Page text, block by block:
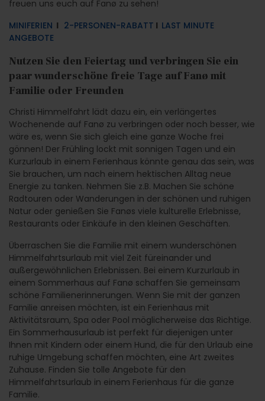
freuen uns euch auf Fanø zu sehen!
MINIFERIEN l 2-PERSONEN-RABATT l LAST MINUTE
ANGEBOTE
Nutzen Sie den Feiertag und verbringen Sie ein
paar wunderschöne freie Tage auf Fanø mit
Familie oder Freunden
Christi Himmelfahrt lädt dazu ein, ein verlängertes
Wochenende auf Fanø zu verbringen oder noch besser, wie
wäre es, wenn Sie sich gleich eine ganze Woche frei
gönnen! Der Frühling lockt mit sonnigen Tagen und ein
Kurzurlaub in einem Ferienhaus könnte genau das sein, was
Sie brauchen, um nach einem hektischen Alltag neue
Energie zu tanken. Nehmen Sie z.B. Machen Sie schöne
Radtouren oder Wanderungen in der schönen und ruhigen
Natur oder genießen Sie Fanøs viele kulturelle Erlebnisse,
Restaurants oder Einkäufe in den kleinen Geschäften.
Überraschen Sie die Familie mit einem wunderschönen
Himmelfahrtsurlaub mit viel Zeit füreinander und
außergewöhnlichen Erlebnissen. Bei einem Kurzurlaub in
einem Sommerhaus auf Fanø schaffen Sie gemeinsam
schöne Familienerinnerungen. Wenn Sie mit der ganzen
Familie anreisen möchten, ist ein Ferienhaus mit
Aktivitätsraum, Spa oder Pool möglicherweise das Richtige.
Ein Sommerhausurlaub ist perfekt für diejenigen unter
Ihnen mit Kindern oder einem Hund, die für den Urlaub eine
ruhige Umgebung schaffen möchten, eine Art zweites
Zuhause. Finden Sie tolle Angebote für den
Himmelfahrtsurlaub in einem Ferienhaus für die ganze
Familie.